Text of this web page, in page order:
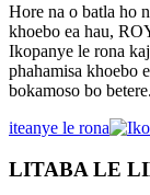
Hore na o batla ho
khoebo ea hau,
Ikopanye le rona
phahamisa khoebo
bokamoso bo betere.
iteanye le rona
LITABA LE